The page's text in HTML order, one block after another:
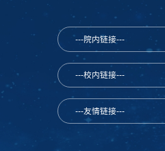
---院内链接---
---校内链接---
---友情链接---